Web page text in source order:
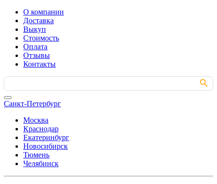
О компании
Доставка
Выкуп
Стоимость
Оплата
Отзывы
Контакты
Search
for:
Search Button
Санкт-Петербург
Москва
Краснодар
Екатеринбург
Новосибирск
Тюмень
Челябинск